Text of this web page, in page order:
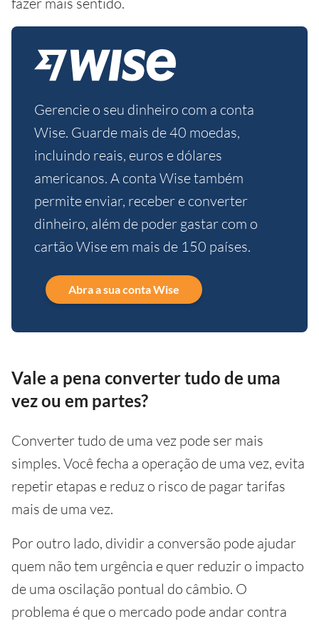
Gerencie o seu dinheiro com a conta
Wise. Guarde mais de 40 moedas,
incluindo reais, euros e dólares
americanos. A conta Wise também
permite enviar, receber e converter
dinheiro, além de poder gastar com o
cartão Wise em mais de 150 países.
Abra a sua conta Wise
Vale a pena converter tudo de uma
vez ou em partes?
Converter tudo de uma vez pode ser mais
simples. Você fecha a operação de uma vez, evita
repetir etapas e reduz o risco de pagar tarifas
mais de uma vez.
Por outro lado, dividir a conversão pode ajudar
quem não tem urgência e quer reduzir o impacto
de uma oscilação pontual do câmbio. O
problema é que o mercado pode andar contra